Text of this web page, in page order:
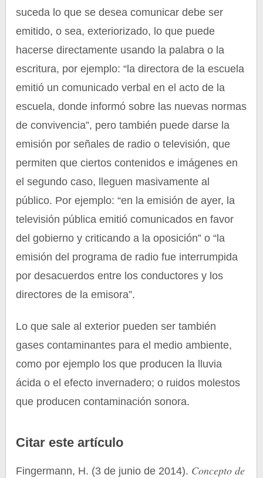
suceda lo que se desea comunicar debe ser
emitido, o sea, exteriorizado, lo que puede
hacerse directamente usando la palabra o la
escritura, por ejemplo: “la directora de la escuela
emitió un comunicado verbal en el acto de la
escuela, donde informó sobre las nuevas normas
de convivencia”, pero también puede darse la
emisión por señales de radio o televisión, que
permiten que ciertos contenidos e imágenes en
el segundo caso, lleguen masivamente al
público. Por ejemplo: “en la emisión de ayer, la
televisión pública emitió comunicados en favor
del gobierno y criticando a la oposición” o “la
emisión del programa de radio fue interrumpida
por desacuerdos entre los conductores y los
directores de la emisora”.
Lo que sale al exterior pueden ser también
gases contaminantes para el medio ambiente,
como por ejemplo los que producen la lluvia
ácida o el efecto invernadero; o ruidos molestos
que producen contaminación sonora.
Citar este artículo
Fingermann, H. (3 de junio de 2014). Concepto de